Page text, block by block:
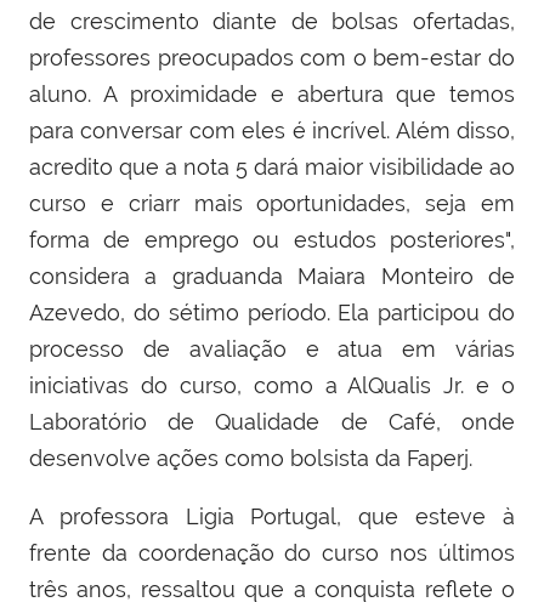
de crescimento diante de bolsas ofertadas,
professores preocupados com o bem-estar do
aluno. A proximidade e abertura que temos
para conversar com eles é incrível. Além disso,
acredito que a nota 5 dará maior visibilidade ao
curso e criarr mais oportunidades, seja em
forma de emprego ou estudos posteriores",
considera a graduanda Maiara Monteiro de
Azevedo, do sétimo período. Ela participou do
processo de avaliação e atua em várias
iniciativas do curso, como a AlQualis Jr. e o
Laboratório de Qualidade de Café, onde
desenvolve ações como bolsista da Faperj.
A professora Ligia Portugal, que esteve à
frente da coordenação do curso nos últimos
três anos, ressaltou que a conquista reflete o